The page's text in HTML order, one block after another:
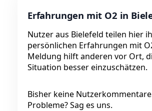
Erfahrungen mit O2 in
Nutzer aus Bielefeld teilen hier
persönlichen Erfahrungen mit
Meldung hilft anderen vor Ort,
Situation besser einzuschätzen.
Bisher keine
Probleme? Sag es uns.